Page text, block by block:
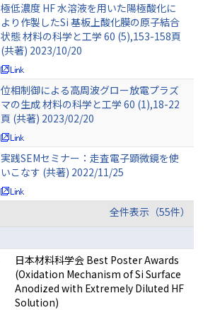
極低濃度 HF 水溶液を用いた陽極酸化に
より作製したSi 基板上酸化膜の原子結合
状態 材料の科学と工学 60 (5),153-158頁
(共著) 2023/10/20
位相制御による高周波グロー放電プラズ
マの生成 材料の科学と工学 60 (1),18-22
頁 (共著) 2023/02/20
実践SEMセミナー：走査電子顕微鏡を使
いこなす (共著) 2022/11/25
全件表示（55件）
日本材料科学会 Best Poster Awards
(Oxidation Mechanism of Si Surface
Anodized with Extremely Diluted HF
Solution)